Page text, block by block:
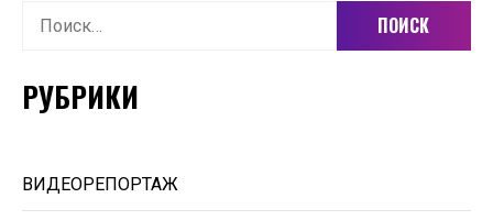
Найти:
РУБРИКИ
ВИДЕОРЕПОРТАЖ